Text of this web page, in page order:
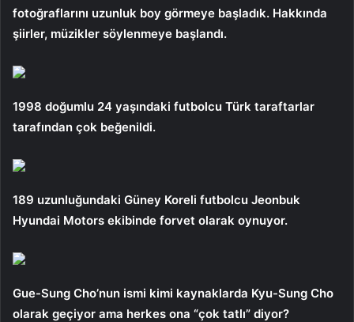
fotoğraflarını uzunluk boy görmeye başladık. Hakkında
şiirler, müzikler söylenmeye başlandı.
1998 doğumlu 24 yaşındaki futbolcu Türk taraftarlar
tarafından çok beğenildi.
189 uzunluğundaki Güney Koreli futbolcu Jeonbuk
Hyundai Motors ekibinde forvet olarak oynuyor.
Gue-Sung Cho’nun ismi kimi kaynaklarda Kyu-Sung Cho
olarak geçiyor ama herkes ona “çok tatlı” diyor?